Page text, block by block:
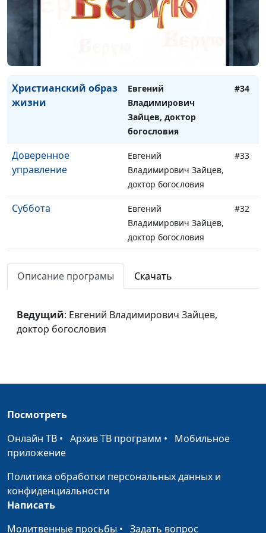
доктор богословия
#35
Христианский образ
жизни
Евгений
Владимирович
Зайцев, доктор
богословия
#34
Доверенное
управление
Евгений
Владимирович Зайцев,
доктор богословия
#33
Суббота
Евгений
Владимирович Зайцев,
доктор богословия
#32
Закон Божий
Владимирович Зайцев,
доктор богословия
Дар пророчества
Евгений
Владимирович Зайцев,
Вечеря Господня
Владимирович Зайцев,
Крещение
Евгений
Единство в теле Евгений
Описание програмы Скачать
Ведущий: Евгений Владимирович Зайцев,
доктор богословия
Посмотреть
Онлайн ТВ • Архив ТВ программ • Мобильное
приложение
Политика обработки персональных данных и
конфиденциальности
Написать
Молитвенные просьбы • Задать вопрос